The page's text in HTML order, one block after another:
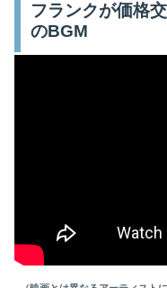
フランクが価格
のBGM